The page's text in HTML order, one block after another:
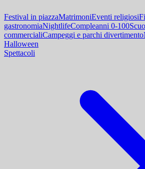
Festival in piazzaMatrimoniEventi religiosi
gastronomiaNightlifeCompleanni 0-100
commercialiCampeggi e parchi divertimento
Halloween
Spettacoli